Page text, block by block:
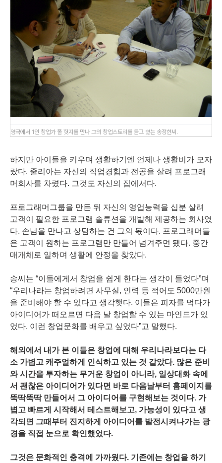
영국에서 1인 창업가 폴 헛지를 만나 그의 창업스토리를 듣고 있는 송정현씨.
하지만 아이들을 키우며 생활하기엔 언제나 생활비가 모자
랐다. 줄리아는 자신의 직업경험과 전공을 살려 프로그래
머회사를 차렸다. 그것도 자신의 집에서다.
프로그래머그룹을 만든 뒤 자신의 영업능력을 십분 살려
고객이 필요한 프로그램 솔류션을 개발해 제공하는 회사였
다. 손님을 만나고 상담하는 건 그의 몫이다. 프로그래머들
은 고객이 원하는 프로그램만 만들어 넘겨주면 됐다. 중간
매개체로 일하며 생활에 안정을 찾았다.
송씨는 “이들에게서 창업을 쉽게 한다는 생각이 들었다”며
“우리나라는 창업하려면 사무실, 인력 등 적어도 5000만원
을 준비해야 할 수 있다고 생각햇다. 이들은 피자를 먹다가
아이디어가 떠오르면 다음 날 창업할 수 있는 마인드가 있
었다. 이런 창업문화를 배우고 싶었다”고 말했다.
해외에서 내가 본 이들은 창업에 대해 우리나라보다는 다
소 가볍고 캐주얼하게 인식하고 있는 것 같았다. 많은 준비
와 시간을 투자하는 무거운 창업이 아니라, 일상대화 속에
서 괜찮은 아이디어가 있다면 바로 다음날부터 홈페이지를
뚝딱뚝딱 만들어서 그 아이디어를 구현해보는 것이다. 가
볍고 빠르게 시작해서 테스트해보고, 가능성이 있다고 생
각되면 그때부터 진지하게 아이디어를 발전시켜나가는 광
경을 직접 눈으로 확인했었다.
그것은 문화적인 충격에 가까웠다. 기존에는 창업을 하기